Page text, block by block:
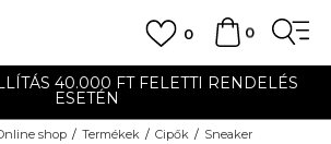
0
0
40.000 FT FELETTI RENDELÉS
ESETÉN
shop Termékek Cipők Sneaker